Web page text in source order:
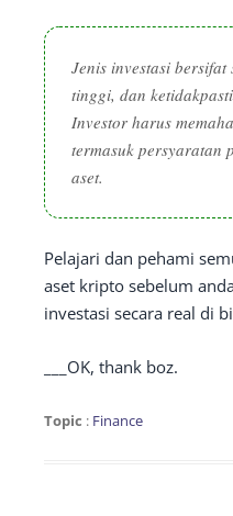
Jenis investasi
tinggi, dan
Investor harus
termasuk persyaratan
aset.
Pelajari dan pehami
aset kripto sebelum
investasi secara real di
___OK, thank boz.
Topic : Finance